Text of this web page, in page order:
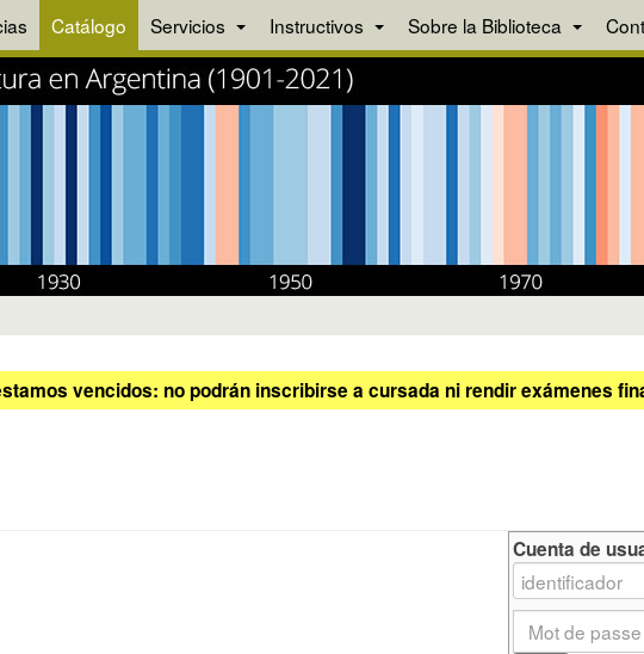
Catálogo Servicios Instructivos Sobre la Biblioteca
vencidos: no podrán inscribirse a cursada ni rendir exámenes
Cuenta de